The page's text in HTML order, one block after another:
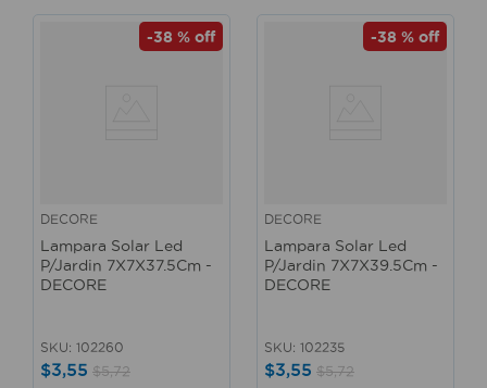
-38 % off
DECORE
Lampara Solar Led
P/Jardin 7X7X37.5Cm -
DECORE
SKU: 102260
$3,55 $5,72
-38 % off
DECORE
Lampara Solar Led
P/Jardin 7X7X39.5Cm -
DECORE
SKU: 102235
$3,55 $5,72